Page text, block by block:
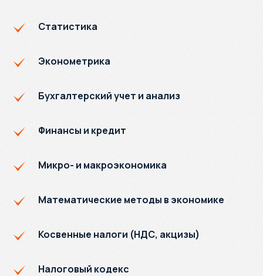
Статистика
Эконометрика
Бухгалтерский учет и анализ
Финансы и кредит
Микро- и макроэкономика
Математические методы в экономике
Косвенные налоги (НДС, акцизы)
Налоговый кодекс